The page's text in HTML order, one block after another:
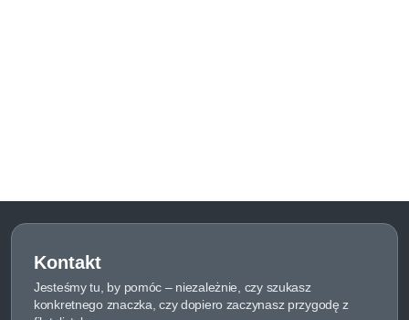
Kontakt
Jesteśmy tu, by pomóc – niezależnie, czy szukasz
konkretnego znaczka, czy dopiero zaczynasz przygodę z